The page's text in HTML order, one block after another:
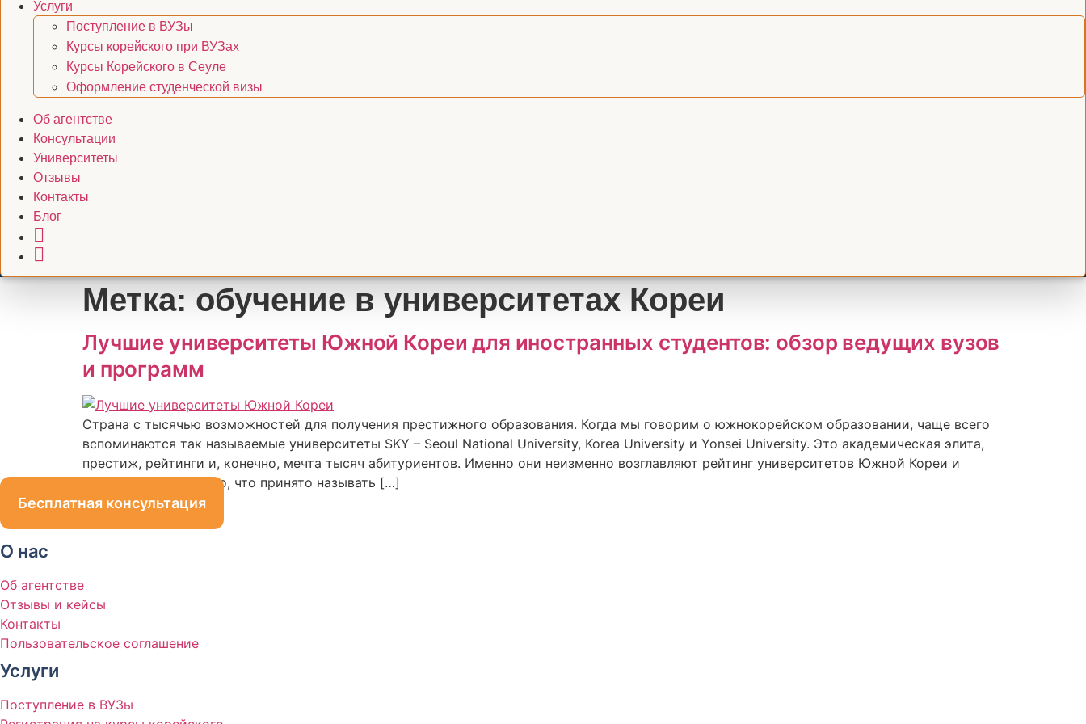
Услуги
Поступление в ВУЗы
Курсы корейского при ВУЗах
Курсы Корейского в Сеуле
Оформление студенческой визы
Об агентстве
Консультации
Университеты
Отзывы
Контакты
Блог
Метка: обучение в университетах Кореи
Лучшие университеты Южной Кореи для иностранных студентов: обзор ведущих вузов
и программ
Страна с тысячью возможностей для получения престижного образования. Когда мы говорим о южнокорейском образовании, чаще всего
вспоминаются так называемые университеты SKY – Seoul National University, Korea University и Yonsei University. Это академическая элита,
престиж, рейтинги и, конечно, мечта тысяч абитуриентов. Именно они неизменно возглавляют рейтинг университетов Южной Кореи и
составляют ядро того, что принято называть […]
Бесплатная консультация
О нас
Об агентстве
Отзывы и кейсы
Контакты
Пользовательское соглашение
Услуги
Поступление в ВУЗы